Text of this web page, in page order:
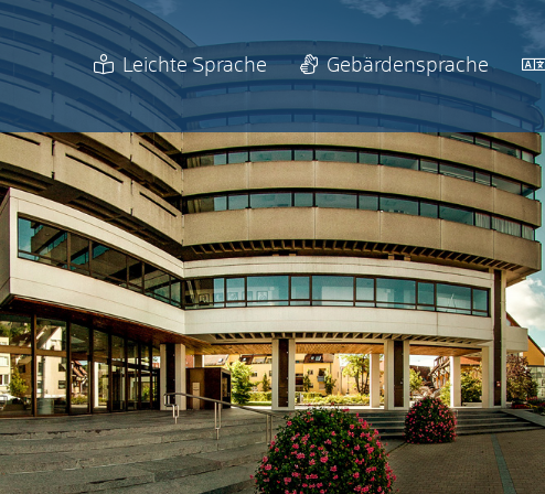
Leichte Sprache Gebärdensprache